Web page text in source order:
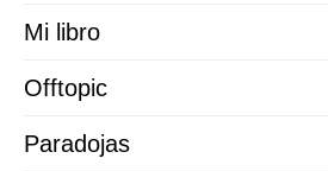
Mi libro
Offtopic
Paradojas